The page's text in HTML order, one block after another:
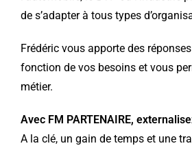
de s’adapter à tous types
Frédéric vous apporte des
fonction de vos besoins et vous
métier.
Avec FM PARTENAIRE,
A la clé, un gain de temps et une